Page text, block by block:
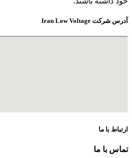
آدرس شرکت Iran Low Voltage
ارتباط با ما
تماس با ما